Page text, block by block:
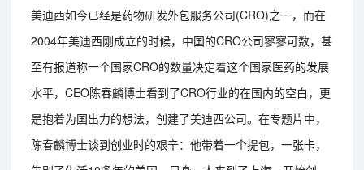
美迪西如今已经是药物研发外包服务公司(CRO)之一，而在
2004年美迪西刚成立的时候，中国的CRO公司寥寥可数，甚
至有报道称一个国家CRO的数量决定着这个国家医药的发展
水平，CEO陈春麟博士看到了CRO行业的在国内的空白，更
是抱着为国出力的想法，创建了美迪西公司。在专题片中，
陈春麟博士谈到创业时的艰辛：他带着一个提包，一张卡，